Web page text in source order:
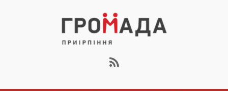
Громада Приірпіння